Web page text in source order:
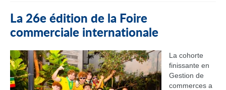
La 26e édition de la Foire
commerciale internationale
La cohorte
finissante en
Gestion de
commerces a